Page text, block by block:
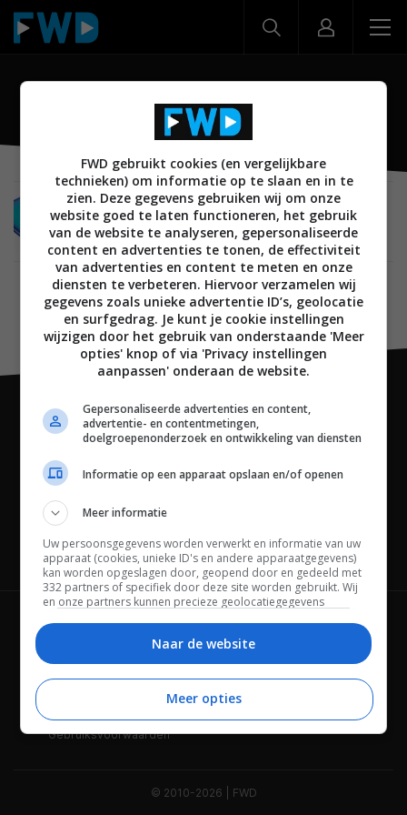
P Smart Plus 2019
MOBILE 14 MAART 2019
Huawei lanceert Huawei P Smart+ 2019 met
triple camera’s
Channels
Wie is FWD Privacybeleid
Adverteren Contact
Gebruiksvoorwaarden
© 2010-2026 | FWD
FWD gebruikt cookies (en vergelijkbare
technieken) om informatie op te slaan en in te
zien. Deze gegevens gebruiken wij om onze
website goed te laten functioneren, het gebruik
van de website te analyseren, gepersonaliseerde
content en advertenties te tonen, de effectiviteit
van advertenties en content te meten en onze
diensten te verbeteren. Hiervoor verzamelen wij
gegevens zoals unieke advertentie ID’s, geolocatie
en surfgedrag. Je kunt je cookie instellingen
wijzigen door het gebruik van onderstaande 'Meer
opties' knop of via 'Privacy instellingen
aanpassen' onderaan de website.
Gepersonaliseerde advertenties en content,
advertentie- en contentmetingen,
doelgroepenonderzoek en ontwikkeling van diensten
Informatie op een apparaat opslaan en/of openen
Meer informatie
Uw persoonsgegevens worden verwerkt en informatie van uw
apparaat (cookies, unieke ID's en andere apparaatgegevens)
kan worden opgeslagen door, geopend door en gedeeld met
332 partners of specifiek door deze site worden gebruikt. Wij
en onze partners kunnen precieze geolocatiegegevens
Bepaalde leveranciers kunnen uw persoonsgegevens
beheren. Zoek onderaan deze pagina of in het sitemenu naar
een link om uw toestemming te beheren of in te trekken via de
privacy- en cookie-instellingen.
Naar de website
Meer opties